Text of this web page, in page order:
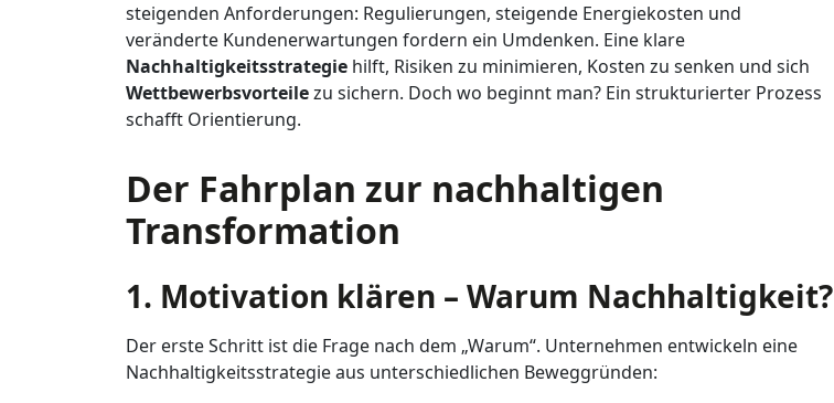
steigenden Anforderungen: Regulierungen, steigende Energiekosten und
veränderte Kundenerwartungen fordern ein Umdenken. Eine klare
Nachhaltigkeitsstrategie hilft, Risiken zu minimieren, Kosten zu senken und sich
Wettbewerbsvorteilezu sichern. Doch wo beginnt man? Ein strukturierter Prozess
schafft Orientierung.
Der Fahrplan zur nachhaltigen
Transformation
1. Motivation klären – Warum Nachhaltigkeit?
Der erste Schritt ist die Frage nach dem „Warum“. Unternehmen entwickeln eine
Nachhaltigkeitsstrategie aus unterschiedlichen Beweggründen: